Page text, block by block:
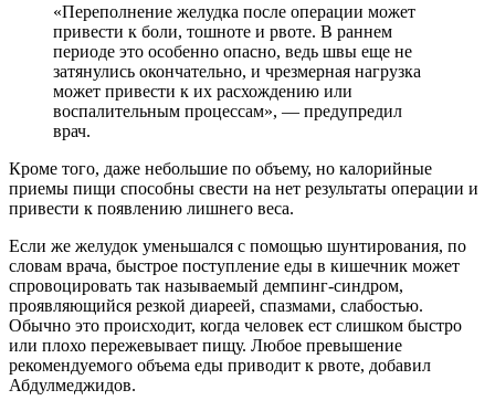
«Переполнение желудка после операции может
привести к боли, тошноте и рвоте. В раннем
периоде это особенно опасно, ведь швы еще не
затянулись окончательно, и чрезмерная нагрузка
может привести к их расхождению или
воспалительным процессам», — предупредил
врач.
Кроме того, даже небольшие по объему, но калорийные
приемы пищи способны свести на нет результаты операции и
привести к появлению лишнего веса.
Если же желудок уменьшался с помощью шунтирования, по
словам врача, быстрое поступление еды в кишечник может
спровоцировать так называемый демпинг-синдром,
проявляющийся резкой диареей, спазмами, слабостью.
Обычно это происходит, когда человек ест слишком быстро
или плохо пережевывает пищу. Любое превышение
рекомендуемого объема еды приводит к рвоте, добавил
Абдулмеджидов.